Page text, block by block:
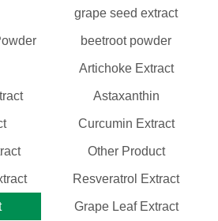
grape seed extract
beetroot powder
Artichoke Extract
Astaxanthin
Curcumin Extract
Other Product
Resveratrol Extract
Grape Leaf Extract